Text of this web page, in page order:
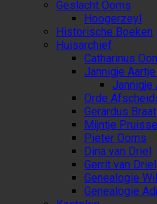
Geslacht Ooms
Hoogerzeyl
Historische Boeken
Huisarchief
Catharinus
Jannigje
Jannigje
Orde
Gerardus Braat
Mijntje
Pieter Ooms
Dina van Driel
Gerrit van Driel
Genealogie
Genealogie